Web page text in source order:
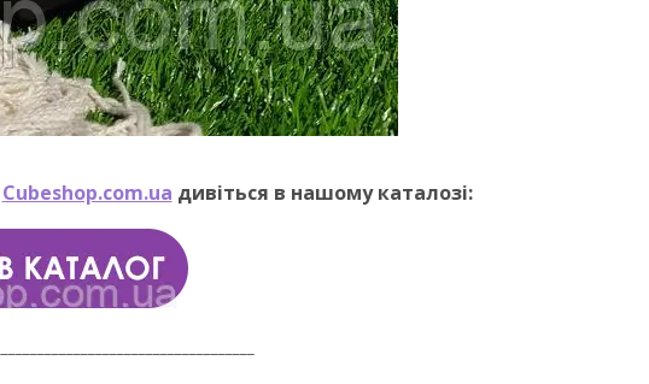
Cubeshop.com.ua дивіться в нашому каталозі: